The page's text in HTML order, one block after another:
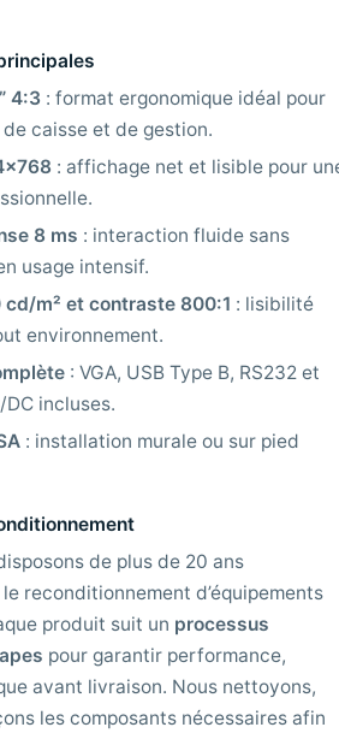
4:3 : format ergonomique idéal pour
caisse et de gestion.
: affichage net et lisible pour
8 ms : interaction fluide sans
usage intensif.
m² et contraste 800:1 : lisibilité
environnement.
: VGA, USB Type B, RS232 et
incluses.
: installation murale ou sur pied
de plus de 20 ans
reconditionnement d’équipements
produit suit un processus
pour garantir performance,
avant livraison. Nous nettoyons,
les composants nécessaires afin